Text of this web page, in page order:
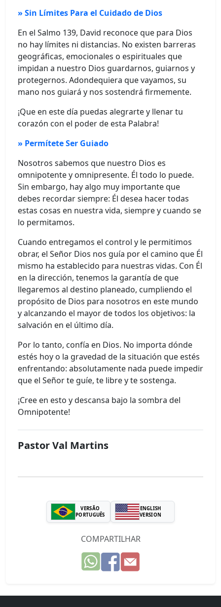
» Sin Límites Para el Cuidado de Dios
En el Salmo 139, David reconoce que para Dios
no hay límites ni distancias. No existen barreras
geográficas, emocionales o espirituales que
impidan a nuestro Dios guardarnos, guiarnos y
protegernos. Adondequiera que vayamos, su
mano nos guiará y nos sostendrá firmemente.
¡Que en este día puedas alegrarte y llenar tu
corazón con el poder de esta Palabra!
» Permítete Ser Guiado
Nosotros sabemos que nuestro Dios es
omnipotente y omnipresente. Él todo lo puede.
Sin embargo, hay algo muy importante que
debes recordar siempre: Él desea hacer todas
estas cosas en nuestra vida, siempre y cuando se
lo permitamos.
Cuando entregamos el control y le permitimos
obrar, el Señor Dios nos guía por el camino que Él
mismo ha establecido para nuestras vidas. Con Él
en la dirección, tenemos la garantía de que
llegaremos al destino planeado, cumpliendo el
propósito de Dios para nosotros en este mundo
y alcanzando el mayor de todos los objetivos: la
salvación en el último día.
Por lo tanto, confía en Dios. No importa dónde
estés hoy o la gravedad de la situación que estés
enfrentando: absolutamente nada puede impedir
que el Señor te guíe, te libre y te sostenga.
¡Cree en esto y descansa bajo la sombra del
Omnipotente!
Pastor Val Martins
VERSÃO
PORTUGUÊS
ENGLISH
VERSION
COMPARTILHAR